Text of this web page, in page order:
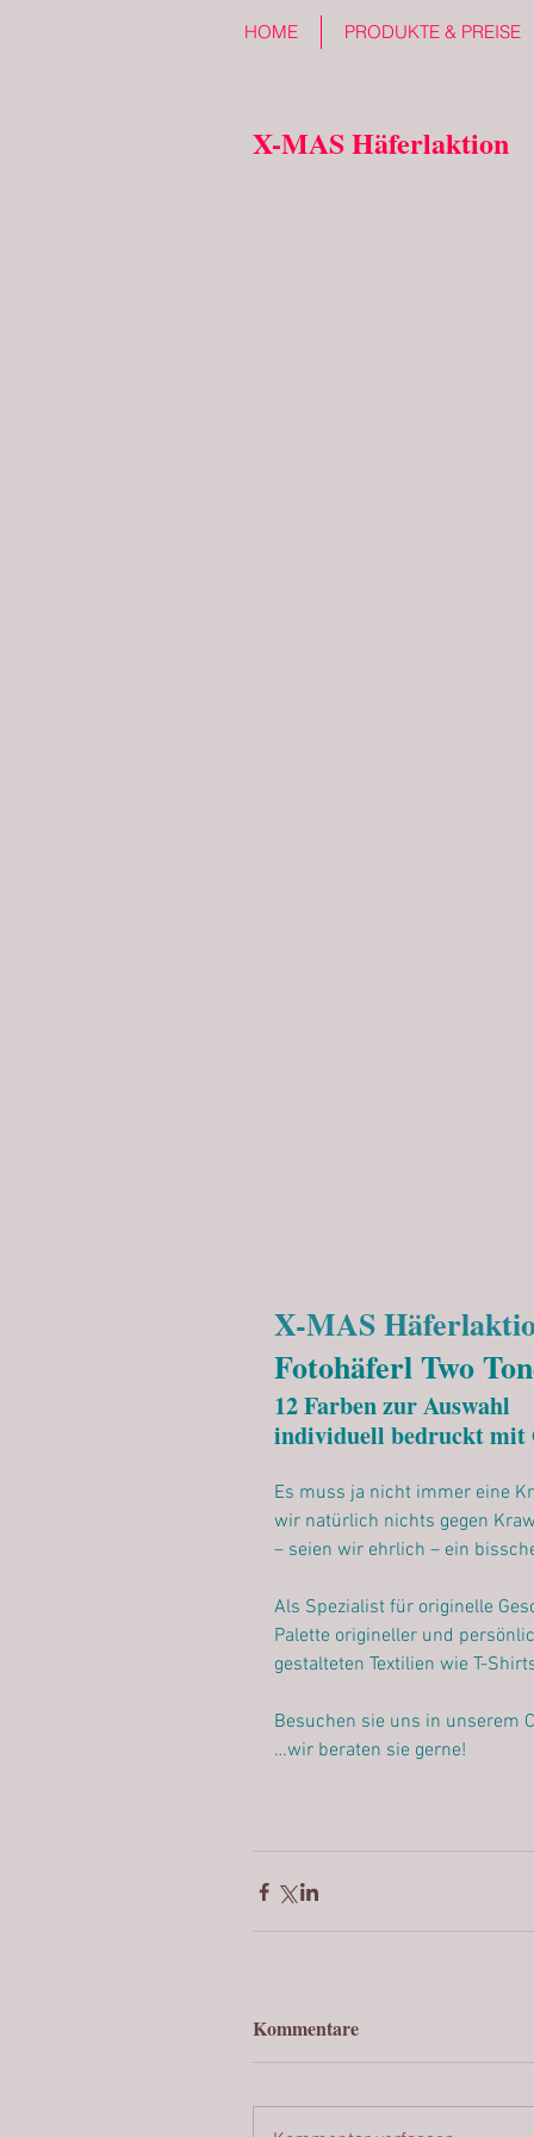
HOME PRODUKTE & PREISE
X-MAS Häferlaktion
X-MAS
Fotohäferl Two
12 Farben zur Auswahl
individuell bedruckt mit
Es muss ja nicht immer eine
wir natürlich nichts gegen
– seien wir ehrlich – ein
Als Spezialist für originelle
Palette origineller und
gestalteten Textilien wie T-
Besuchen sie uns in unserem
…wir beraten sie gerne!
Kommentare